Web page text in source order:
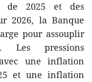
de 2025 et des
2026, la Banque
pour assouplir
Les pressions
une inflation
et une inflation